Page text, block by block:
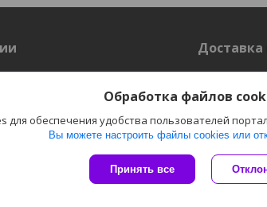
Доставка
Доставка
Сайт создан на платформе
Политика обработки файлов
Обработка файлов
обеспечения удобства пользователей
Вы можете настроить файлы cookies или
Принять все
"Электро-Плюс" ОДО г. Гродно |